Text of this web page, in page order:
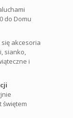
do Domu
się akcesoria
sianko,
i
świętem